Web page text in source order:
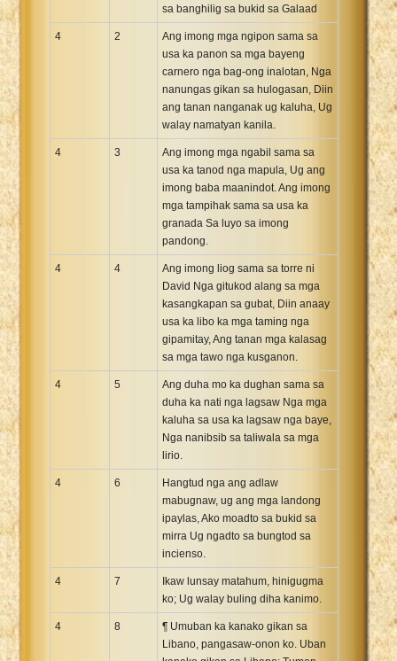
sa banghilig sa bukid sa Galaad
4 2
Ang imong mga ngipon sama sa
usa ka panon sa mga bayeng
carnero nga bag-ong inalotan, Nga
nanungas gikan sa hulogasan, Diin
ang tanan nanganak ug kaluha, Ug
walay namatyan kanila.
4 3
Ang imong mga ngabil sama sa
usa ka tanod nga mapula, Ug ang
imong baba maanindot. Ang imong
mga tampihak sama sa usa ka
granada Sa luyo sa imong
pandong.
4 4
Ang imong liog sama sa torre ni
David Nga gitukod alang sa mga
kasangkapan sa gubat, Diin anaay
usa ka libo ka mga taming nga
gipamitay, Ang tanan mga kalasag
sa mga tawo nga kusganon.
4 5
Ang duha mo ka dughan sama sa
duha ka nati nga lagsaw Nga mga
kaluha sa usa ka lagsaw nga baye,
Nga nanibsib sa taliwala sa mga
lirio.
4 6
Hangtud nga ang adlaw
mabugnaw, ug ang mga landong
ipaylas, Ako moadto sa bukid sa
mirra Ug ngadto sa bungtod sa
incienso.
4 7
Ikaw lunsay matahum, hinigugma
ko; Ug walay buling diha kanimo.
4 8
¶ Umuban ka kanako gikan sa
Libano, pangasaw-onon ko. Uban